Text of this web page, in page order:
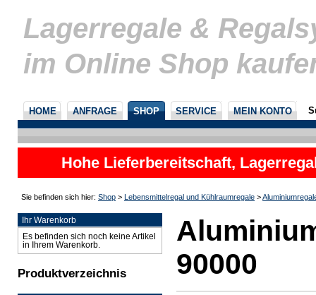
Lagerregale &
im Online Shop
HOME ANFRAGE SHOP SERVICE MEIN KONTO
Hohe Lieferbereitschaft,
nicht
Sie befinden sich hier: Shop > Lebensmittelregal und Kühlraumregale >
Ihr Warenkorb
Es befinden sich noch keine Artikel
in Ihrem Warenkorb.
Produktverzeichnis
90000